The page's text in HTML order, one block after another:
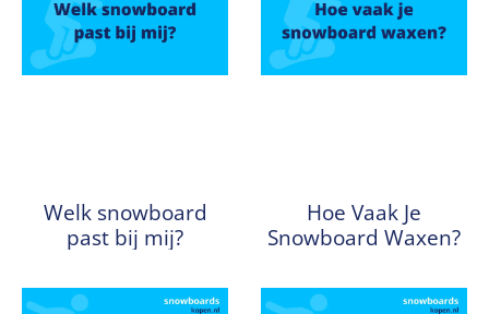
Welk snowboard
past bij mij?
Hoe Vaak Je
Snowboard Waxen?